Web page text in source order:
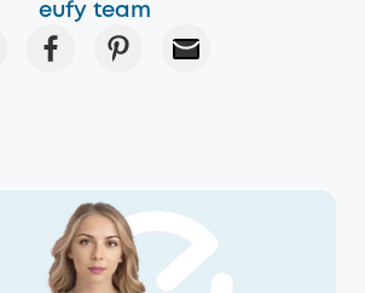
eufy team